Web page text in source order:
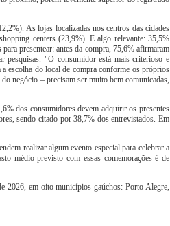
As lojas localizadas nos centros das cidades
centers (23,9%). E algo relevante: 35,5%
presentear: antes da compra, 75,6% afirmaram
pesquisas. "O consumidor está mais criterioso e
escolha do local de compra conforme os próprios
negócio – precisam ser muito bem comunicadas,
dos consumidores devem adquirir os presentes
sendo citado por 38,7% dos entrevistados. Em
realizar algum evento especial para celebrar a
médio previsto com essas comemorações é de
2026, em oito municípios gaúchos: Porto Alegre,